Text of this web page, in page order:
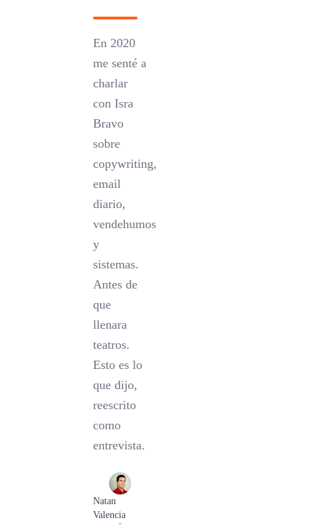
En 2020
me senté a
charlar
con Isra
Bravo
sobre
copywriting,
email
diario,
vendehumos
y
sistemas.
Antes de
que
llenara
teatros.
Esto es lo
que dijo,
reescrito
como
entrevista.
Natan
Valencia